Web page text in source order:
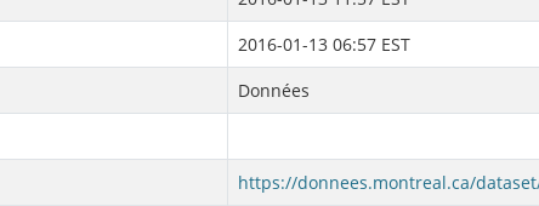
2016-01-13 06:57 EST
Données